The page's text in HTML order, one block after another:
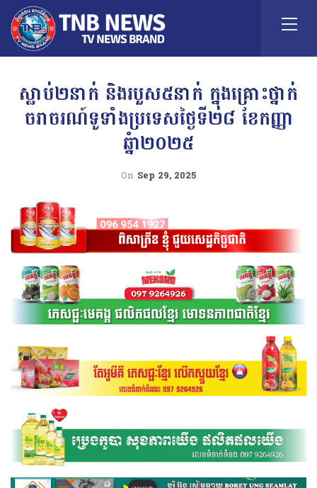
ស្លាប់២នាក់ និងរបួស៥នាក់ ក្នុងគ្រោះថ្នាក់
ចរាចរណ៍ទូទាំងប្រទេសថ្ងៃទី២៨ ខែកញ្ញា
ឆ្នំា២០២៥
On Sep 29, 2025